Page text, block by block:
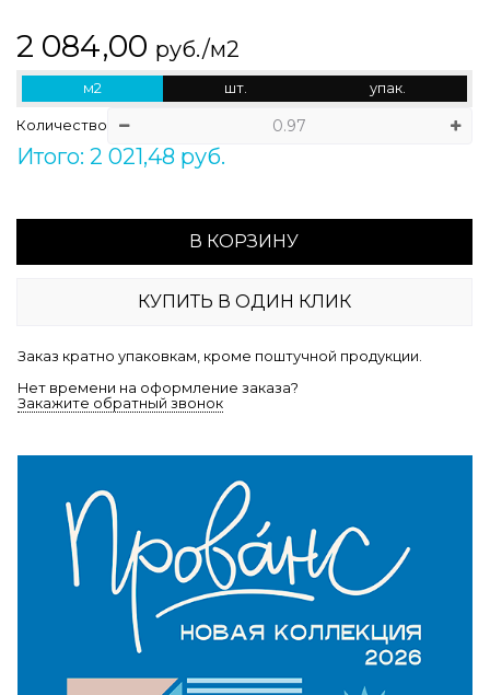
2 084,00 руб./м2
м2 шт. упак.
Количество
Итого: 2 021,48 руб.
В КОРЗИНУ
КУПИТЬ В ОДИН КЛИК
Заказ кратно упаковкам, кроме поштучной продукции.
Нет времени на оформление заказа?
Закажите обратный звонок